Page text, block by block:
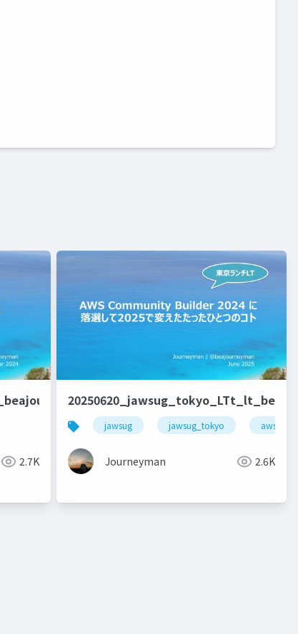
技術ブログ
2.7K
jawsug jawsug_tokyo
Journeyman 2.6K